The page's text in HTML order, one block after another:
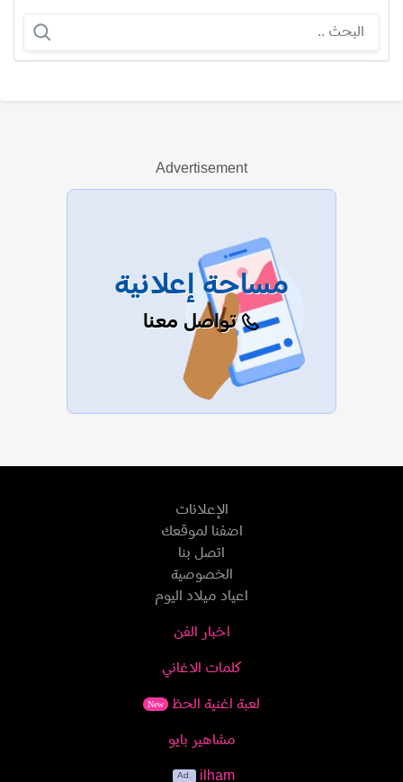
عرض الكل
Advertisement
مساحة إعلانية
تواصل معنا
الإعلانات
اضفنا لموقعك
اتصل بنا
الخصوصية
اعياد ميلاد اليوم
اخبار الفن
كلمات الاغاني
لعبة اغنية الحظ New
مشاهير بايو
ilham